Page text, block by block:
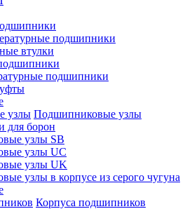
подшипники
втулки
подшипники
Подшипниковые узлы
для борон
узлы SB
узлы UC
узлы UK
узлы в корпусе из серого чугуна
Корпуса подшипников